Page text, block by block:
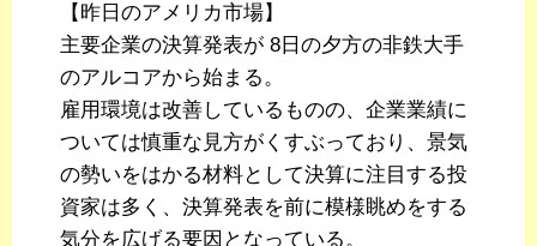
【昨日のアメリカ市場】
主要企業の決算発表が 8日の夕方の非鉄大手
のアルコアから始まる。
雇用環境は改善しているものの、企業業績に
ついては慎重な見方がくすぶっており、景気
の勢いをはかる材料として決算に注目する投
資家は多く、決算発表を前に模様眺めをする
気分を広げる要因となっている。